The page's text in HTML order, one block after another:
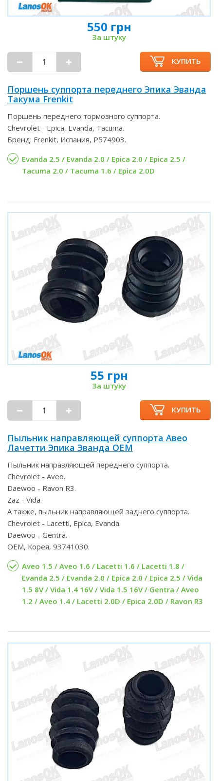
550 грн
За штуку
КУПИТЬ
Поршень суппорта переднего Эпика Эванда
Такума Frenkit
Поршень переднего тормозного суппорта.
Chevrolet - Epica, Evanda, Tacuma.
Бренд: Frenkit, Испания, P574903.
Evanda 2.5 / Evanda 2.0 / Epica 2.0 / Epica 2.5 /
Tacuma 2.0 / Tacuma 1.6 / Epica 2.0D
55 грн
За штуку
КУПИТЬ
Пыльник направляющей суппорта Авео
Лачетти Эпика Эванда OEM
Пыльник направляющей переднего суппорта.
Chevrolet - Aveo.
Daewoo - Ravon R3.
Zaz - Vida.
А также, пыльник направляющей заднего суппорта.
Chevrolet - Lacetti, Epica, Evanda.
Daewoo - Gentra.
OEM, Корея, 93741030.
Aveo 1.5 / Aveo 1.6 / Lacetti 1.6 / Lacetti 1.8 /
Evanda 2.5 / Evanda 2.0 / Epica 2.0 / Epica 2.5 / Vida
1.5 8V / Vida 1.4 16V / Vida 1.5 16V / Gentra / Aveo
1.2 / Aveo 1.4 / Lacetti 2.0D / Epica 2.0D / Ravon R3